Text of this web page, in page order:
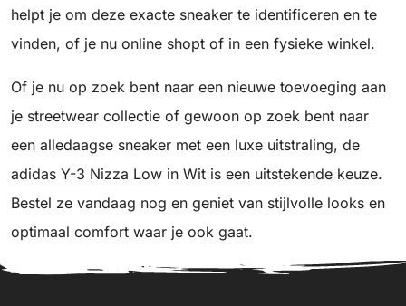
helpt je om deze exacte sneaker te identificeren en te
vinden, of je nu online shopt of in een fysieke winkel.
Of je nu op zoek bent naar een nieuwe toevoeging aan
je streetwear collectie of gewoon op zoek bent naar
een alledaagse sneaker met een luxe uitstraling, de
adidas Y-3 Nizza Low in Wit is een uitstekende keuze.
Bestel ze vandaag nog en geniet van stijlvolle looks en
optimaal comfort waar je ook gaat.